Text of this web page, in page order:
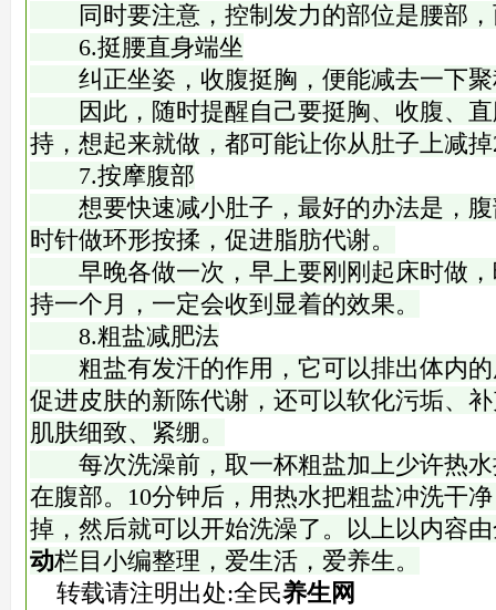
同时要注意，控制发力的部位是腰部，
6.挺腰直身端坐
纠正坐姿，收腹挺胸，便能减去一下聚
因此，随时提醒自己要挺胸、收腹、直
持，想起来就做，都可能让你从肚子上减
7.按摩腹部
想要快速减小肚子，最好的办法是，腹
时针做环形按揉，促进脂肪代谢。
早晚各做一次，早上要刚刚起床时做，
持一个月，一定会收到显着的效果。
8.粗盐减肥法
粗盐有发汗的作用，它可以排出体内的
促进皮肤的新陈代谢，还可以软化污垢、
肌肤细致、紧绷。
每次洗澡前，取一杯粗盐加上少许热水
在腹部。10分钟后，用热水把粗盐冲洗干
掉，然后就可以开始洗澡了。以上以内容
动栏目小编整理，爱生活，爱养生。
转载请注明出处:全民养生网